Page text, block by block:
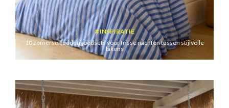
INSPIRATIE
10 zomerse beddengoedsets voor frisse nachten tussen stijlvolle
lakens